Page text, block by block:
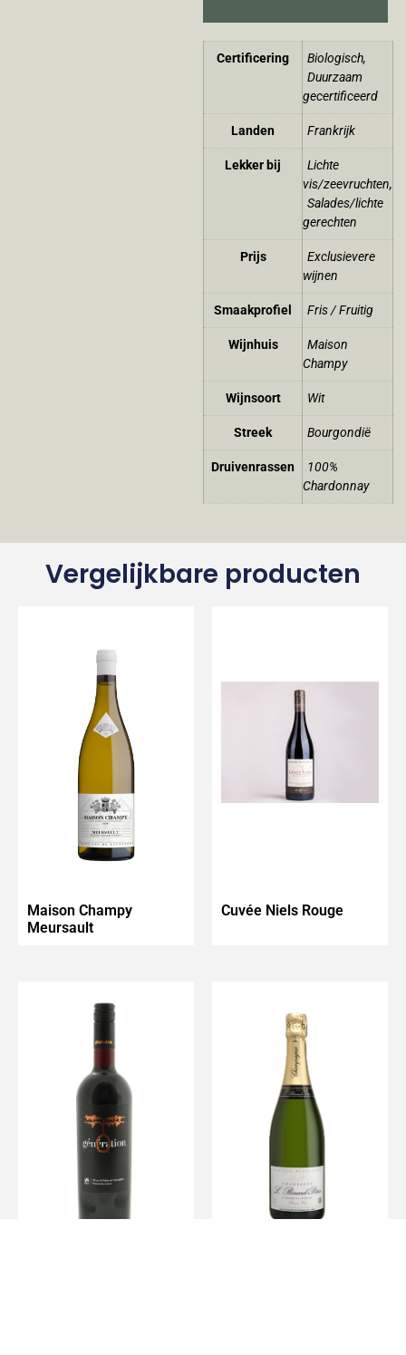
Certificering Biologisch,
Duurzaam
gecertificeerd
Landen Frankrijk
Lekker bij
Lichte
vis/zeevruchten,
Salades/lichte
gerechten
Prijs
Exclusievere
wijnen
Smaakprofiel Fris / Fruitig
Wijnhuis
Maison
Champy
Wijnsoort Wit
Streek Bourgondië
Druivenrassen
100%
Chardonnay
Vergelijkbare producten
Maison Champy
Meursault
Cuvée Niels Rouge